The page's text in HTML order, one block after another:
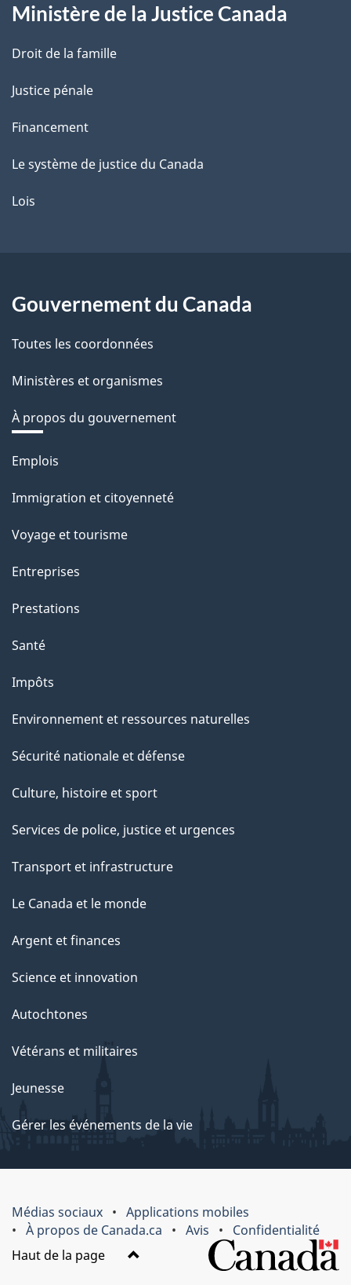
e
Ministère de la Justice Canada
Droit de la famille
Justice pénale
Financement
Le système de justice du Canada
Lois
Gouvernement du Canada
Toutes les coordonnées
Ministères et organismes
À propos du gouvernement
Thèmes
sujets
Emplois
Immigration et citoyenneté
Voyage et tourisme
Entreprises
Prestations
Santé
Impôts
Environnement et ressources naturelles
Sécurité nationale et défense
Culture, histoire et sport
Services de police, justice et urgences
Transport et infrastructure
Le Canada et le monde
Argent et finances
Science et innovation
Autochtones
Vétérans et militaires
Jeunesse
Gérer les événements de la vie
Médias sociaux
Applications mobiles
À propos de Canada.ca
Avis
Confidentialité
Haut de la page